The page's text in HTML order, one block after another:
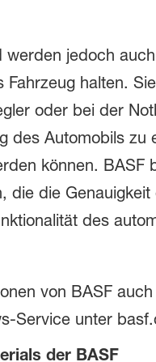
jedoch
halten.
oder bei der
des Automobils
können.
die die
des
von BASF
Service unter
der BASF